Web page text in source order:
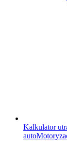
Kalkulator
auto